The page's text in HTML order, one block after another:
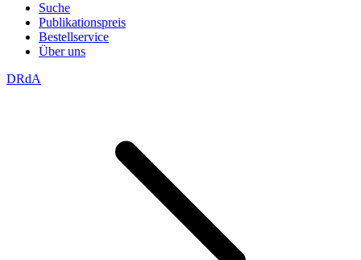
Suche
Publikationspreis
Bestellservice
Über uns
DRdA